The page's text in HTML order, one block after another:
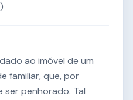
ao imóvel de um
familiar, que, por
penhorado. Tal